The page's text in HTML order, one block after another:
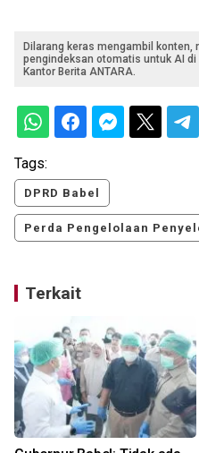
Dilarang keras mengambil konten,
pengindeksan otomatis untuk AI
Kantor Berita ANTARA.
Tags:
DPRD Babel
Perda Pengelolaan
Terkait